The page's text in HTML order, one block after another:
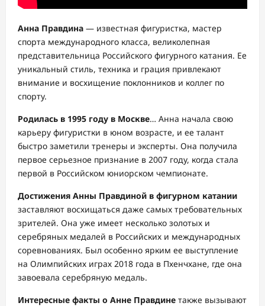
Анна Правдина — известная фигуристка, мастер
спорта международного класса, великолепная
представительница Российского фигурного катания. Ее
уникальный стиль, техника и грация привлекают
внимание и восхищение поклонников и коллег по
спорту.
Родилась в 1995 году в Москве… Анна начала свою
карьеру фигуристки в юном возрасте, и ее талант
быстро заметили тренеры и эксперты. Она получила
первое серьезное признание в 2007 году, когда стала
первой в Российском юниорском чемпионате.
Достижения Анны Правдиной в фигурном катании
заставляют восхищаться даже самых требовательных
зрителей. Она уже имеет несколько золотых и
серебряных медалей в Российских и международных
соревнованиях. Был особенно ярким ее выступление
на Олимпийских играх 2018 года в Пхенчхане, где она
завоевала серебряную медаль.
Интересные факты о Анне Правдине также вызывают